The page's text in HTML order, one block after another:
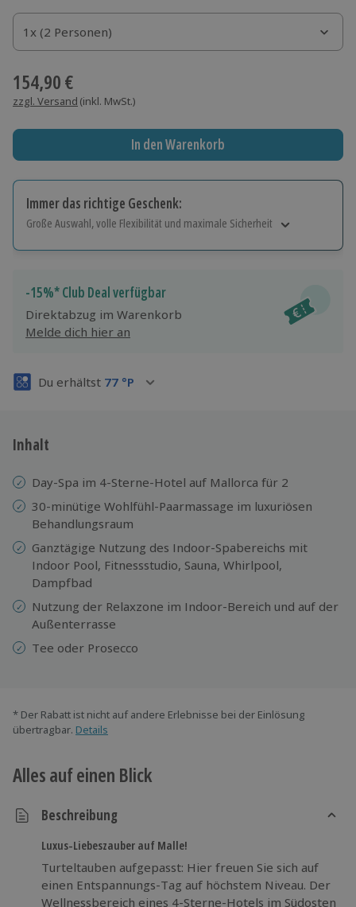
1x (2 Personen)
1x (2 Personen)
1x (2 Personen)
154,90 €
zzgl. Versand (inkl. MwSt.)
In den Warenkorb
Immer das richtige Geschenk:
Große Auswahl, volle Flexibilität und maximale Sicherheit
Jeder Gutschein für alle Erlebnisse einlösbar.
Maximale Sicherheit
3 Jahre gültig & verlängerbar.
-15%* Club Deal verfügbar
Direktabzug im Warenkorb
Melde dich hier an
Du erhältst 77 °P
Inhalt
Day-Spa im 4-Sterne-Hotel auf Mallorca für 2
30-minütige Wohlfühl-Paarmassage im luxuriösen
Behandlungsraum
Ganztägige Nutzung des Indoor-Spabereichs mit
Indoor Pool, Fitnessstudio, Sauna, Whirlpool,
Dampfbad
Nutzung der Relaxzone im Indoor-Bereich und auf der
Außenterrasse
Tee oder Prosecco
* Der Rabatt ist nicht auf andere Erlebnisse bei der Einlösung
übertragbar. Details
Alles auf einen Blick
Beschreibung
Luxus-Liebeszauber auf Malle!
Turteltauben aufgepasst: Hier freuen Sie sich auf
einen Entspannungs-Tag auf höchstem Niveau. Der
Wellnessbereich eines 4-Sterne-Hotels im Südosten